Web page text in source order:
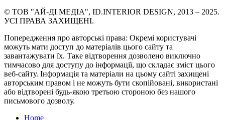
© ТОВ "АЙ-ДІ МЕДІА", ID.INTERIOR DESIGN, 2013 – 2025.
УСІ ПРАВА ЗАХИЩЕНІ.
Попередження про авторські права: Окремі користувачі
можуть мати доступ до матеріалів цього сайту та
завантажувати їх. Таке відтворення дозволено виключно
тимчасово для доступу до інформації, що складає зміст цього
веб-сайту. Інформація та матеріали на цьому сайті захищені
авторським правом і не можуть бути скопійовані, використані
або відтворені будь-якою третьою стороною без нашого
письмового дозволу.
Home